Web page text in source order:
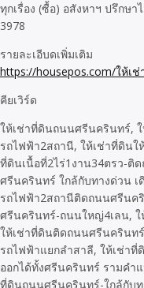
ทุกเรื่อง (ซื้อ) อสังหาฯ ปรึกษา
3978
รายละเอีบดเพิ่มเติม
https://housepos.com/ให้เ
คียเวิร์ด
ให้เช่าที่ดินถนนศรีนครินทร์,
รถไฟฟ้า2สถานี, ให้เช่าที่ดิน
ที่ดินเนื้อที่2ไร่1งาน34ตรว-
ศรีนครินทร์ ใกล้กับทางด่วน
รถไฟฟ้า2สถานีติดถนนศรีนค
ศรีนครินทร์-ถนนใหญ่4เลน,
ให้เช่าที่ดินติดถนนศรีนครินท
รถไฟฟ้าแยกลำสาลี, ให้เช่า
ออกได้ทั้งศรีนครินทร์ รามคำ
ที่ดินถนนศรีนครินทร์-ใกล้กับ